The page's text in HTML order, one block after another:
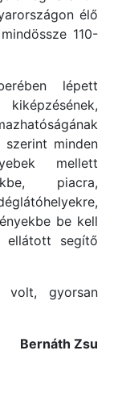
élő
110-
lépett
szerint minden
mellett
piacra,
be kell
ellátott segítő
volt, gyorsan
Bernáth Zsu